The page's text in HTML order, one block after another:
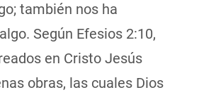
también nos ha
Según Efesios 2:10,
en Cristo Jesús
obras, las cuales Dios